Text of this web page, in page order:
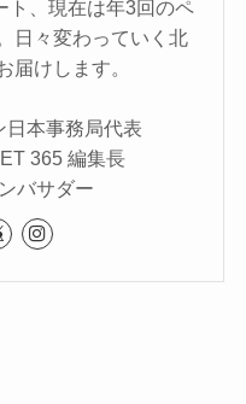
ト、現在は年3回のペ
日々変わっていく北
届けします。
本事務局代表
365 編集長
バサダー